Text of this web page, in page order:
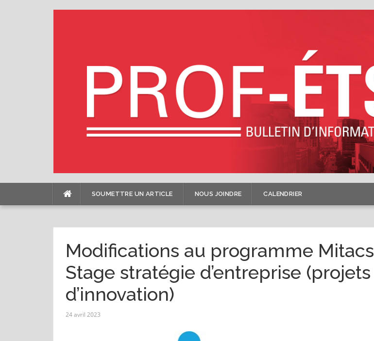
SOUMETTRE UN ARTICLE NOUS JOINDRE CALENDRIER
Modifications au programme Mitacs
Stage stratégie d’entreprise (projets
d’innovation)
24 avril 2023